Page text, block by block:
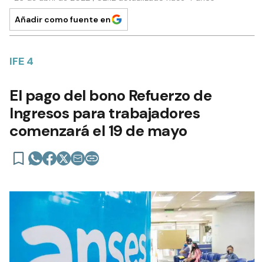
Añadir como fuente en
IFE 4
El pago del bono Refuerzo de
Ingresos para trabajadores
comenzará el 19 de mayo